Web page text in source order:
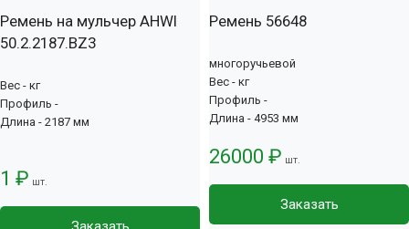
Ремень на мульчер AHWI
50.2.2187.BZ3
Вес - кг
Профиль -
Длина - 2187 мм
1 ₽ шт.
Ремень 56648
многоручьевой
Вес - кг
Профиль -
Длина - 4953 мм
26000 ₽ шт.
Заказать